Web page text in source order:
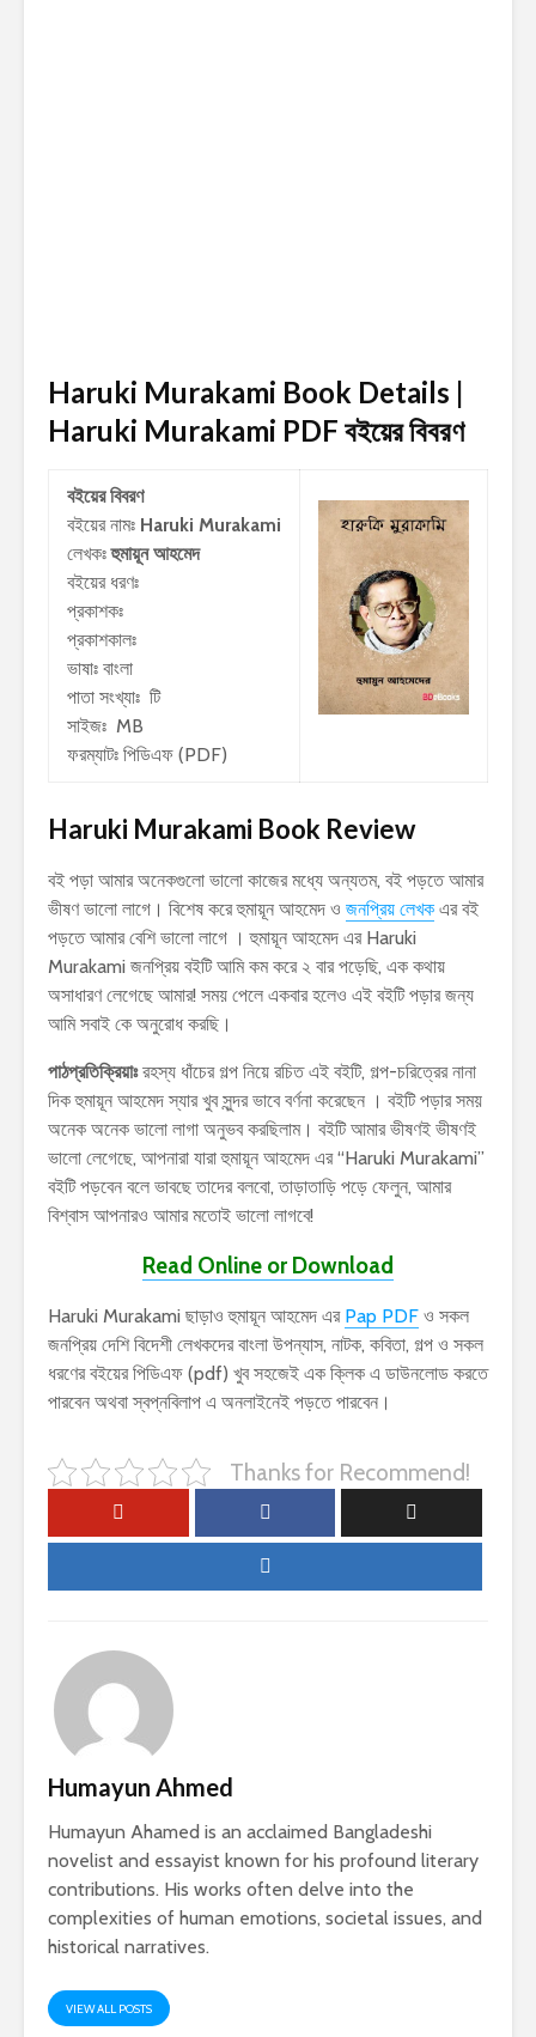
Haruki Murakami Book Details |
Haruki Murakami PDF বইয়ের বিবরণ
বইয়ের বিবরণ
বইয়ের নামঃ Haruki Murakami
লেখকঃহুমায়ূন আহমেদ
বইয়ের ধরণঃ
প্রকাশকঃ
প্রকাশকালঃ
ভাষাঃ বাংলা
পাতা সংখ্যাঃ টি
সাইজঃ MB
ফরম্যাটঃ পিডিএফ (PDF)
Haruki Murakami Book Review
বই পড়া আমার অনেকগুলো ভালো কাজের মধ্যে অন্যতম, বই পড়তে আমার
ভীষণ ভালো লাগে। বিশেষ করে হুমায়ূন আহমেদ ও জনপ্রিয় লেখক এর বই
পড়তে আমার বেশি ভালো লাগে । হুমায়ূন আহমেদ এর Haruki
Murakami জনপ্রিয় বইটি আমি কম করে ২ বার পড়েছি, এক কথায়
অসাধারণ লেগেছে আমার! সময় পেলে একবার হলেও এই বইটি পড়ার জন্য
আমি সবাই কে অনুরোধ করছি।
পাঠপ্রতিক্রিয়াঃরহস্য ধাঁচের গল্প নিয়ে রচিত এই বইটি, গল্প-চরিত্রের নানা
দিক হুমায়ূন আহমেদ স্যার খুব সুন্দর ভাবে বর্ণনা করেছেন । বইটি পড়ার সময়
অনেক অনেক ভালো লাগা অনুভব করছিলাম। বইটি আমার ভীষণই ভীষণই
ভালো লেগেছে, আপনারা যারা হুমায়ূন আহমেদ এর “Haruki Murakami”
বইটি পড়বেন বলে ভাবছে তাদের বলবো, তাড়াতাড়ি পড়ে ফেলুন, আমার
বিশ্বাস আপনারও আমার মতোই ভালো লাগবে!
Read Online or Download
Haruki Murakami ছাড়াও হুমায়ূন আহমেদ এর Pap PDF ও সকল
জনপ্রিয় দেশি বিদেশী লেখকদের বাংলা উপন্যাস, নাটক, কবিতা, গল্প ও সকল
ধরণের বইয়ের পিডিএফ (pdf) খুব সহজেই এক ক্লিক এ ডাউনলোড করতে
পারবেন অথবা স্বপ্নবিলাপ এ অনলাইনেই পড়তে পারবেন।
Thanks for Recommend!
Humayun Ahmed
Humayun Ahamed is an acclaimed Bangladeshi
novelist and essayist known for his profound literary
contributions. His works often delve into the
complexities of human emotions, societal issues, and
historical narratives.
VIEW ALL POSTS